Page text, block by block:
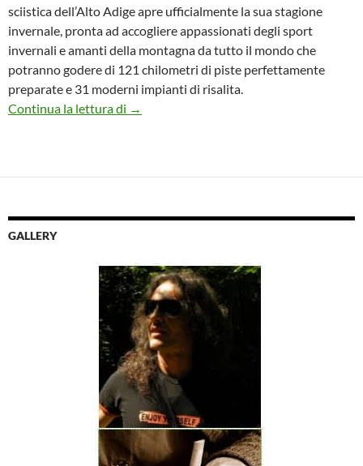
sciistica dell’Alto Adige apre ufficialmente la sua stagione
invernale, pronta ad accogliere appassionati degli sport
invernali e amanti della montagna da tutto il mondo che
potranno godere di 121 chilometri di piste perfettamente
preparate e 31 moderni impianti di risalita.
Continua la lettura di
PLAN DE CORONES dà il via alla
→
GALLERY